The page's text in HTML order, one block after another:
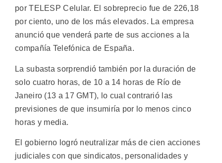
por TELESP Celular. El sobreprecio fue de 226,18
por ciento, uno de los más elevados. La empresa
anunció que venderá parte de sus acciones a la
compañía Telefónica de España.
La subasta sorprendió también por la duración de
solo cuatro horas, de 10 a 14 horas de Río de
Janeiro (13 a 17 GMT), lo cual contrarió las
previsiones de que insumiría por lo menos cinco
horas y media.
El gobierno logró neutralizar más de cien acciones
judiciales con que sindicatos, personalidades y